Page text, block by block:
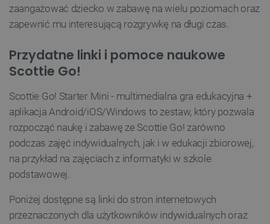
zaangażować dziecko w zabawę na wielu poziomach oraz
zapewnić mu interesującą rozgrywkę na długi czas.
Przydatne linki i pomoce naukowe
Scottie Go!
Scottie Go! Starter Mini - multimedialna gra edukacyjna +
aplikacja Android/iOS/Windows to zestaw, który pozwala
rozpocząć naukę i zabawę ze Scottie Go! zarówno
podczas zajęć indywidualnych, jak i w edukacji zbiorowej,
na przykład na zajęciach z informatyki w szkole
podstawowej.
Poniżej dostępne są linki do stron internetowych
przeznaczonych dla użytkowników indywidualnych oraz
TARGETOWANIE
Funkcjonalność
Niezbędne pliki cookie umożliwiają korzystanie z
podstawowych funkcji strony internetowej, takich
jak logowanie użytkownika i zarządzanie kontem.
Bez niezbędnych plików cookie nie można
Domena
PrestaShop-[abcdef0123456789]{32} .botland.com.pl